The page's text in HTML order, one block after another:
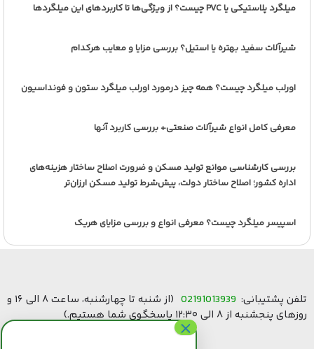
میلگرد پلاستیکی یا PVC چیست؟ از ویژگی‌ها تا کاربردهای این میلگردها
شیرآلات سفید بهتره یا استیل؟ بررسی مزایا و معایب هرکدام
اورلب میلگرد چیست؟ همه چیز درمورد اورلب میلگرد ستون و فونداسیون
معرفی کامل انواع شیرآلات صنعتی+ بررسی کاربرد آنها
بررسی کارشناسی موانع تولید مسکن و ضرورت اصلاح ساختار هزینه‌های
اداره کشور؛ اصلاح ساختار دولت، پیش‌شرط تولید مسکن ارزان‌تر
اسپیسر میلگرد چیست؟ معرفی انواع و بررسی مزایای هریک
تلفن پشتیبانی:02191013939
(از شنبه تا چهارشنبه، ساعت ۸ الی ۱۶ و
روزهای پنجشنبه از ۸ الی ۱۲:۳۰ پاسخگوی شما هستیم.)